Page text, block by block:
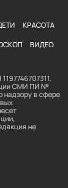
КРАСОТА
ВИДЕО
СМИ ПИ №
надзору в сфере
не